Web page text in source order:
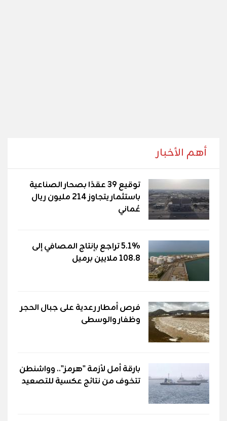
أهم الأخبار
توقيع 39 عقدًا بصحار الصناعية
باستثمار يتجاوز 214 مليون ريال
عُماني
5.1% تراجع بإنتاج المصافي إلى
108.8 ملايين برميل
فرص أمطار رعدية على جبال الحجر
وظفار والوسطى
بارقة أمل لأزمة "هرمز".. وواشنطن
تتخوف من نتائج عكسية للتصعيد